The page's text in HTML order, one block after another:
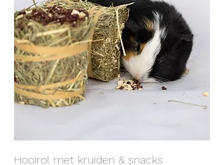
Hooirol met kruiden & snacks